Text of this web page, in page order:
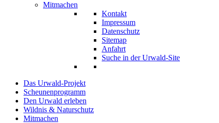
Mitmachen
Kontakt
Impressum
Datenschutz
Sitemap
Anfahrt
Suche in der Urwald-Site
Das Urwald-Projekt
Scheunenprogramm
Den Urwald erleben
Wildnis & Naturschutz
Mitmachen